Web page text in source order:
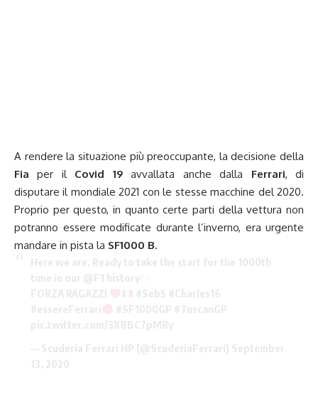
A rendere la situazione più preoccupante, la decisione della
Fia per il Covid 19avvallata anche dalla Ferrari, di
disputare il mondiale 2021 con le stesse macchine del 2020.
Proprio per questo, in quanto certe parti della vettura non
potranno essere modificate durante l’inverno, era urgente
mandare in pista la SF1000 B.